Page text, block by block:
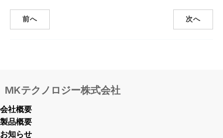
前へ 次へ
MKテクノロジー株式会社
会社概要
製品概要
お知らせ